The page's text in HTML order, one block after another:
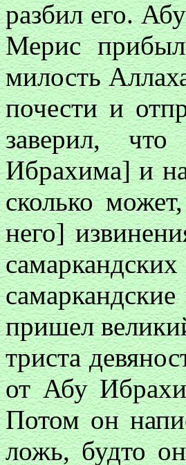
разбил его.
Мерис
милость
почести и
заверил,
Ибрахима] и
сколько
него]
пришел
триста
от Абу
Потом он
ложь, будто